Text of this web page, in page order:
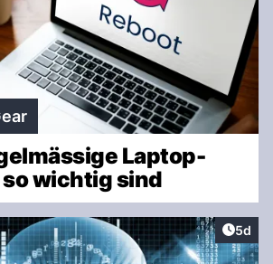
Laptop-
wichtig sind
5d